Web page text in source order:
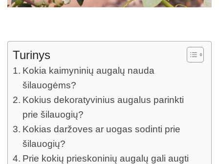
Turinys
Kokia kaimyninių augalų nauda
šilauogėms?
Kokius dekoratyvinius augalus parinkti
prie šilauogių?
Kokias daržoves ar uogas sodinti prie
šilauogių?
Prie kokių prieskoninių augalų gali augti